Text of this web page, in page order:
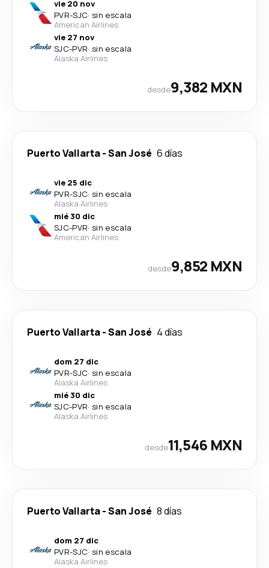
vie 20 nov
PVR-SJC· sin escala
American Airlines
vie 27 nov
SJC-PVR· sin escala
Alaska Airlines
desde9,382 MXN
Puerto Vallarta-San José 6 días
vie 25 dic
PVR-SJC· sin escala
Alaska Airlines
mié 30 dic
SJC-PVR· sin escala
American Airlines
desde9,852 MXN
Puerto Vallarta-San José 4 días
dom 27 dic
PVR-SJC· sin escala
Alaska Airlines
mié 30 dic
SJC-PVR· sin escala
Alaska Airlines
desde11,546 MXN
Puerto Vallarta-San José 8 días
dom 27 dic
PVR-SJC· sin escala
Alaska Airlines